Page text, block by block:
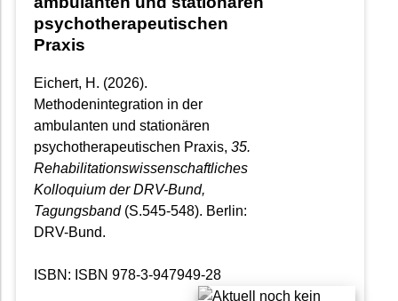
psychotherapeutischen
Praxis
Eichert, H. (2026).
Methodenintegration in der
ambulanten und stationären
psychotherapeutischen Praxis, 35.
Rehabilitationswissenschaftliches
Kolloquium der DRV-Bund,
Tagungsband(S.545-548). Berlin:
DRV-Bund.
ISBN: ISBN 978-3-947949-28